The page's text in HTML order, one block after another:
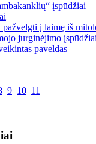
įspūdžiai
į laimę iš
jurginėjimo
paveldas
9 10 11